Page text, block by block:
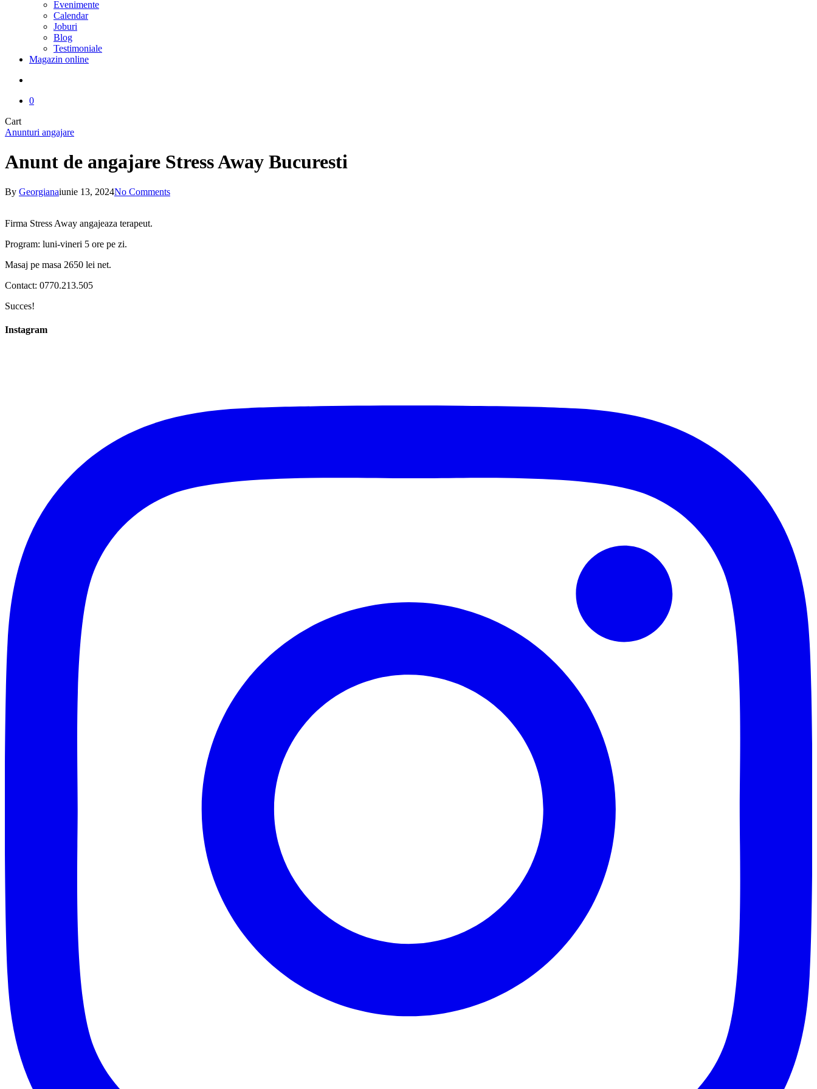
Evenimente
Calendar
Joburi
Blog
Testimoniale
Magazin online
0
CartClose
Cart
Anunturi angajare
Anunt de angajare Stress Away Bucuresti
By Georgianaiunie 13, 2024No Comments
Firma Stress Away angajeaza terapeut.
Program: luni-vineri 5 ore pe zi.
Masaj pe masa 2650 lei net.
Contact: 0770.213.505
Succes!
Instagram